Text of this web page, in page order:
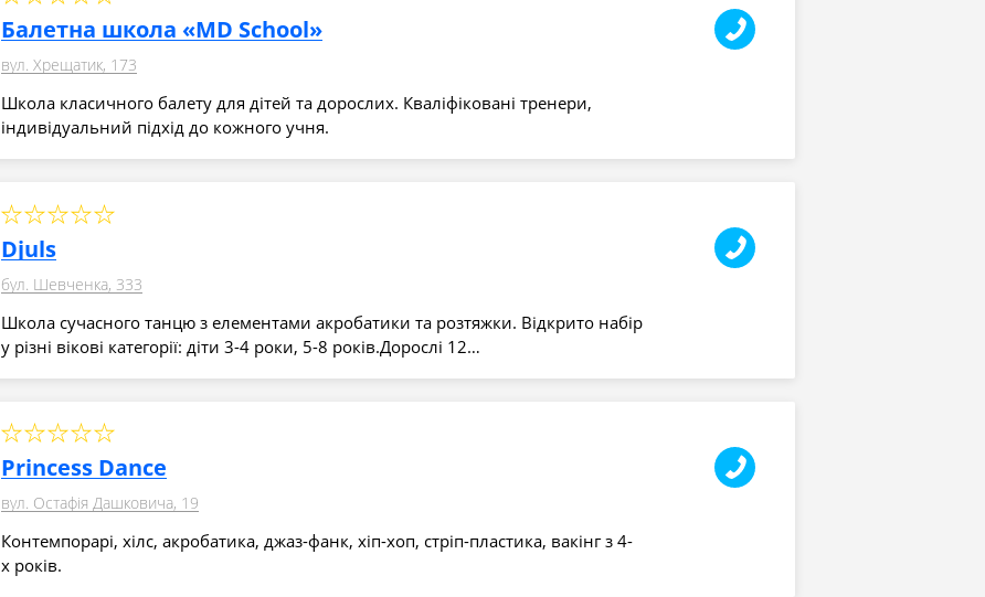
Балетна школа «MD School»
вул. Хрещатик, 173
Школа класичного балету для дітей та дорослих. Кваліфіковані тренери,
індивідуальний підхід до кожного учня.
Djuls
бул. Шевченка, 333
Школа сучасного танцю з елементами акробатики та розтяжки. Відкрито набір
у різні вікові категорії: діти 3-4 роки, 5-8 років.Дорослі 12…
Princess Dance
вул. Остафія Дашковича, 19
Контемпорарі, хілс, акробатика, джаз-фанк, хіп-хоп, стріп-пластика, вакінг з 4-
х років.